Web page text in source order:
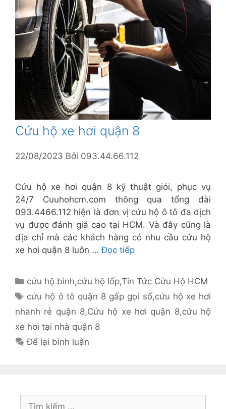
Cứu hộ xe hơi quận 8
22/08/2023 Bởi 093.44.66.112
Cứu hộ xe hơi quận 8 kỹ thuật giỏi, phục vụ
24/7 Cuuhohcm.com thông qua tổng đài
093.4466.112 hiện là đơn vị cứu hộ ô tô đa dịch
vụ được đánh giá cao tại HCM. Và đây cũng là
địa chỉ mà các khách hàng có nhu cầu cứu hộ
xe hơi quận 8 luôn …Đọc tiếp
Danh
mục
cứu hộ bình,cứu hộ lốp,Tin Tức Cứu Hộ HCM
Thẻ
cứu hộ ô tô quận 8 gấp gọi số,cứu hộ xe hơi
nhanh rẻ quận 8,Cứu hộ xe hơi quận 8,cứu hộ
xe hơi tại nhà quận 8
Để lại bình luận
Tìm